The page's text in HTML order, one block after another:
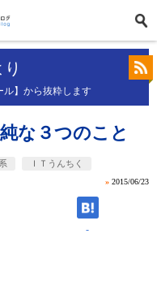
ル】から抜粋します
な３つのこと
ＩＴうんちく
» 2015/06/23
-